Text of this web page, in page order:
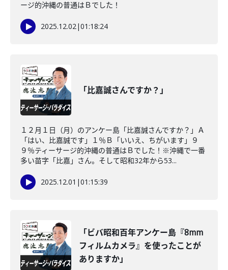
ージ的沖縄の普通はＢでした！
2025.12.02|01:18:24
「比嘉誠さんですか？」
１２月１日（月）のアンケー島「比嘉誠さんですか？」Ａ
「はい、比嘉誠です」１％Ｂ「いいえ、ちがいます」９
９％ティーサージ的沖縄の普通はＢでした！※沖縄で一番
多い苗字「比嘉」さん。そして昭和32年から53...
2025.12.01 |01:15:39
「ビバ昭和百年アンケー島『8mm
フィルムカメラ』を使ったことが
ありますか」